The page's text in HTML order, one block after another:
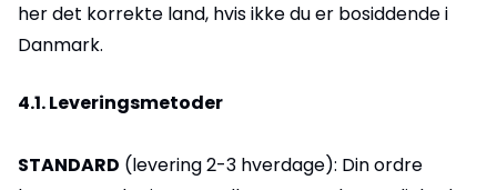
her det korrekte land, hvis ikke du er bosiddende i
Danmark.
4.1. Leveringsmetoder
STANDARD (levering 2-3 hverdage): Din ordre